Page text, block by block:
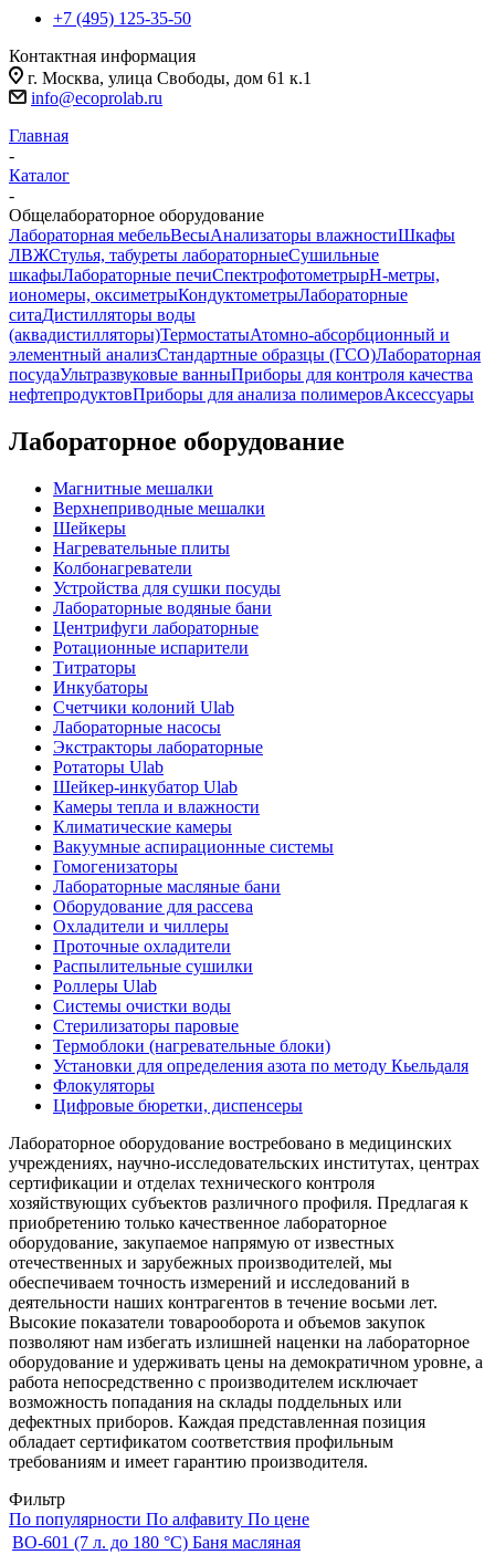
+7 (495) 125-35-50
Контактная информация
г. Москва, улица Свободы, дом 61 к.1
info@ecoprolab.ru
Главная
-
Каталог
-
Общелабораторное оборудование
Лабораторная мебельВесыАнализаторы влажностиШкафы
ЛВЖСтулья, табуреты лабораторныеСушильные
шкафыЛабораторные печиСпектрофотометрыpH-метры,
иономеры, оксиметрыКондуктометрыЛабораторные
ситаДистилляторы воды
(аквадистилляторы)ТермостатыАтомно-абсорбционный и
элементный анализСтандартные образцы (ГСО)Лабораторная
посудаУльтразвуковые ванныПриборы для контроля качества
нефтепродуктовПриборы для анализа полимеровАксессуары
Лабораторное оборудование
Магнитные мешалки
Верхнеприводные мешалки
Шейкеры
Нагревательные плиты
Колбонагреватели
Устройства для сушки посуды
Лабораторные водяные бани
Центрифуги лабораторные
Ротационные испарители
Титраторы
Инкубаторы
Счетчики колоний Ulab
Лабораторные насосы
Экстракторы лабораторные
Ротаторы Ulab
Шейкер-инкубатор Ulab
Камеры тепла и влажности
Климатические камеры
Вакуумные аспирационные системы
Гомогенизаторы
Лабораторные масляные бани
Оборудование для рассева
Охладители и чиллеры
Проточные охладители
Распылительные сушилки
Роллеры Ulab
Системы очистки воды
Стерилизаторы паровые
Термоблоки (нагревательные блоки)
Установки для определения азота по методу Кьельдаля
Флокуляторы
Цифровые бюретки, диспенсеры
Лабораторное оборудование востребовано в медицинских
учреждениях, научно-исследовательских институтах, центрах
сертификации и отделах технического контроля
хозяйствующих субъектов различного профиля. Предлагая к
приобретению только качественное лабораторное
оборудование, закупаемое напрямую от известных
отечественных и зарубежных производителей, мы
обеспечиваем точность измерений и исследований в
деятельности наших контрагентов в течение восьми лет.
Высокие показатели товарооборота и объемов закупок
позволяют нам избегать излишней наценки на лабораторное
оборудование и удерживать цены на демократичном уровне, а
работа непосредственно с производителем исключает
возможность попадания на склады поддельных или
дефектных приборов. Каждая представленная позиция
обладает сертификатом соответствия профильным
требованиям и имеет гарантию производителя.
Фильтр
По популярности По алфавиту По цене
BO-601 (7 л. до 180 °C) Баня масляная